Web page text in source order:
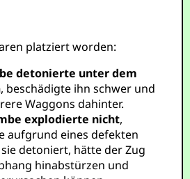
platziert worden:
detonierte unter dem
, beschädigte ihn schwer und
Waggons dahinter.
explodierte nicht,
aufgrund eines defekten
detoniert, hätte der Zug
hinabstürzen und